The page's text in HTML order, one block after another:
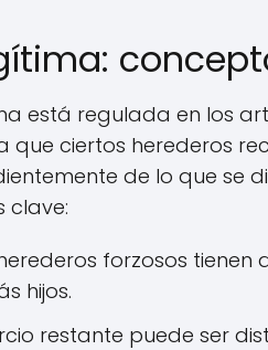
está regulada en los
que ciertos herederos
de lo que se
clave:
forzosos tienen
hijos.
restante puede ser